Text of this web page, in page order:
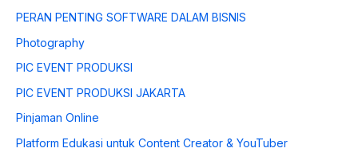
PERAN PENTING SOFTWARE DALAM BISNIS
Photography
PIC EVENT PRODUKSI
PIC EVENT PRODUKSI JAKARTA
Pinjaman Online
Platform Edukasi untuk Content Creator & YouTuber